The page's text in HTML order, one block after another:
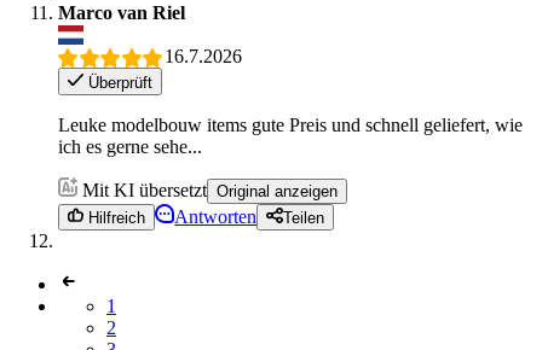
Marco van Riel
16.7.2026
Überprüft
Leuke modelbouw items gute Preis und schnell geliefert, wie
ich es gerne sehe...
Mit KI übersetzt Original anzeigen
Hilfreich
Antworten Teilen
1
2